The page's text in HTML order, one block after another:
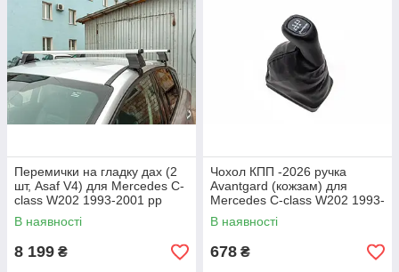
Перемички на гладку дах (2
шт, Asaf V4) для Mercedes C-
class W202 1993-2001 рр
В наявності
8 199 ₴
Чохол КПП -2026 ручка
Avantgard (кожзам) для
Mercedes C-class W202 1993-
2001 рр
В наявності
678 ₴